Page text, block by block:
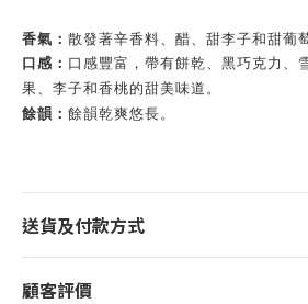
香氣： 散發著辛香料、醋、甜李子和甜葡
口感： 口感豐富，帶有餅乾、黑巧克力、
果、李子和香桃的甜美味道。
餘韻： 餘韻乾爽悠長。
送貨及付款方式
顧客評價